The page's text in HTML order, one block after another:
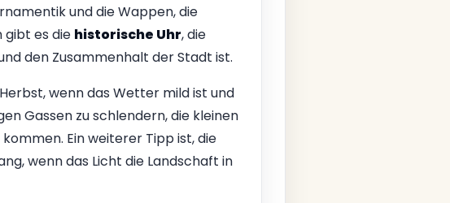
und die Wappen, die
gibt es die historische Uhr, die
den Zusammenhalt der Stadt ist.
wenn das Wetter mild ist und
Gassen zu schlendern, die kleinen
Ein weiterer Tipp ist, die
wenn das Licht die Landschaft in